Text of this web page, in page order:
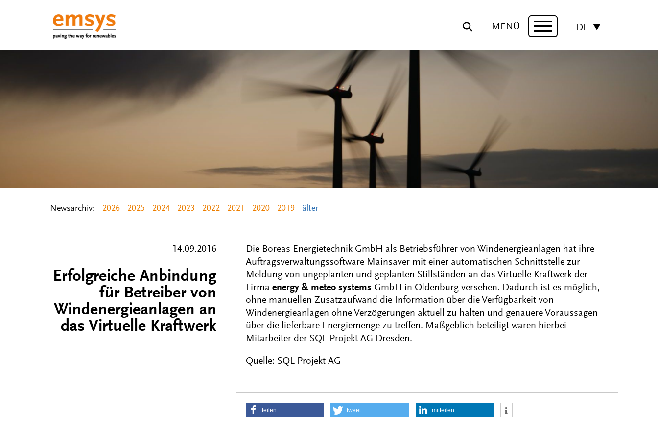
MENÜ
Navigation
DE
Newsarchiv: 2026 2025 2024 2023 2022 2021 2020 2019 älter
14.09.2016
Erfolgreiche Anbindung
für Betreiber von
Windenergieanlagen an
das Virtuelle Kraftwerk
Die Boreas Energietechnik GmbH als Betriebsführer von Windenergieanlagen hat ihre
Auftragsverwaltungssoftware Mainsaver mit einer automatischen Schnittstelle zur
Meldung von ungeplanten und geplanten Stillständen an das Virtuelle Kraftwerk der
Firma energy & meteo systems GmbH in Oldenburg versehen. Dadurch ist es möglich,
ohne manuellen Zusatzaufwand die Information über die Verfügbarkeit von
Windenergieanlagen ohne Verzögerungen aktuell zu halten und genauere Voraussagen
über die lieferbare Energiemenge zu treffen. Maßgeblich beteiligt waren hierbei
Mitarbeiter der SQL Projekt AG Dresden.
Quelle: SQL Projekt AG
teilen tweet mitteilen